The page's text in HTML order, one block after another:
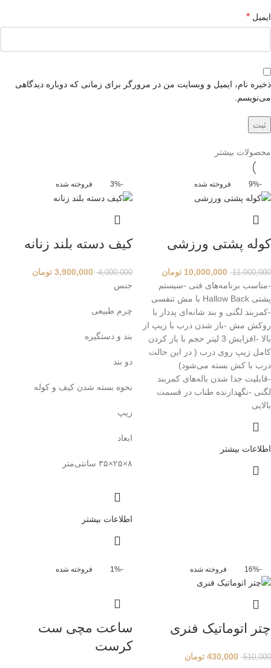
ایمیل *
ذخیره نام، ایمیل و وبسایت من در مرورگر برای زمانی که دوباره دیدگاهی
می‌نویسم.
محصولات بیشتر
-9% فروخته شده
کوله پشتی ورزشی
11,000,000
10,000,000 تومان
-مناسب برنامه‌های فنی -سیستم
پشتی Hallow Back با مش تنفسی
-کمربند لگنی و بند شانه‌ای پددار با
روکش مش -باز شدن درب با زیپ از
بالا -افزایش 3 لیتر حجم با باز کردن
کامل زیپ روی درب ( در این حالت
درب با کش بسته می‌شود)
-قابلیت جدا شدن باله‌های کمربند
لگنی -نگهدارنده طناب در قسمت
بالایی
اطلاعات بیشتر
-3% فروخته شده
کیف دسته بلند زنانه
4,000,000
3,900,000 تومان
جنس
چرم طبیعی
بند و دستگیره
دو بند
نحوه بسته شدن کیف و کوله
زیپ
ابعاد
۸×۲۵×۳۵ سانتی‌متر
اطلاعات بیشتر
-16% فروخته شده
چتر اتوماتیک فنری
510,000
430,000 تومان
-1% فروخته شده
ساعت مچی ست
کرست